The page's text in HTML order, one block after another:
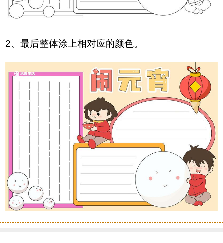
2、最后整体涂上相对应的颜色。